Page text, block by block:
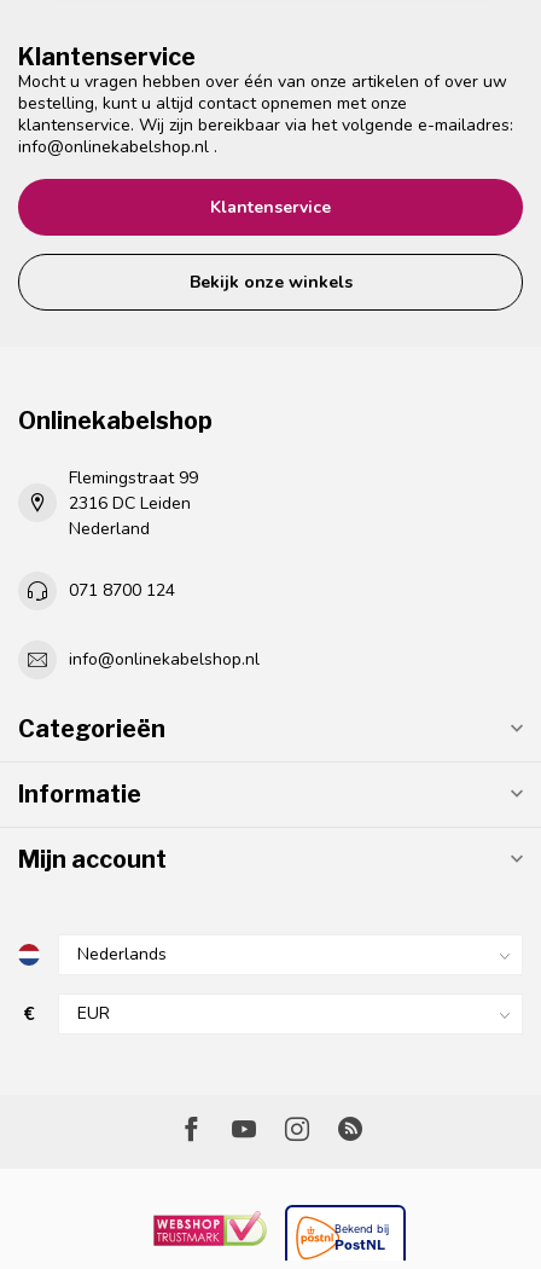
Klantenservice
Mocht u vragen hebben over één van onze artikelen of over uw
bestelling, kunt u altijd contact opnemen met onze
klantenservice. Wij zijn bereikbaar via het volgende e-mailadres:
info@onlinekabelshop.nl .
Klantenservice
Bekijk onze winkels
Onlinekabelshop
Flemingstraat 99
2316 DC Leiden
Nederland
071 8700 124
info@onlinekabelshop.nl
Categorieën
Informatie
Mijn account
€